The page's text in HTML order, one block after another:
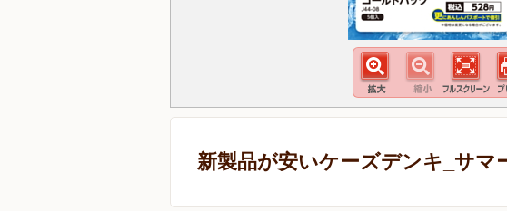
新製品が安いケーズデンキ_サマ